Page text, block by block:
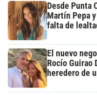
Desde Punta
Martín Pepa
falta de
El nuevo
Rocío Guirao
heredero de